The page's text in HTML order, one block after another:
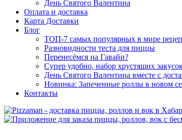
День Святого Валентина
Оплата и доставка
Карта Доставки
Блог
ТОП-7 самых популярных в мире
Разновидности теста для пиццы
Перенесёмся на Гавайи?
Супер удобно, набор хрустящих
День Святого Валентина вместе с
Новинка: Запеченные роллы в новом
Контакты